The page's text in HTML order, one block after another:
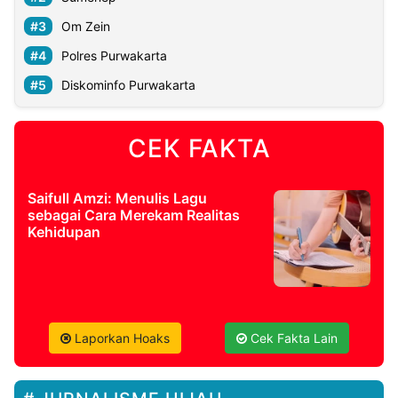
Om Zein
Polres Purwakarta
Diskominfo Purwakarta
CEK FAKTA
Saifull Amzi: Menulis Lagu
sebagai Cara Merekam Realitas
Kehidupan
Laporkan Hoaks Cek Fakta Lain